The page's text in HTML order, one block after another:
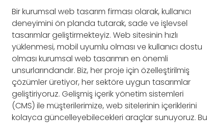
Bir kurumsal web tasarım firması olarak, kullanıcı
deneyimini ön planda tutarak, sade ve işlevsel
tasarımlar geliştirmekteyiz. Web sitesinin hızlı
yüklenmesi, mobil uyumlu olması ve kullanıcı dostu
olması kurumsal web tasarımın en önemli
unsurlarındandır. Biz, her proje için özelleştirilmiş
çözümler üretiyor, her sektöre uygun tasarımlar
geliştiriyoruz. Gelişmiş içerik yönetim sistemleri
(CMS) ile müşterilerimize, web sitelerinin içeriklerini
kolayca güncelleyebilecekleri araçlar sunuyoruz. Bu